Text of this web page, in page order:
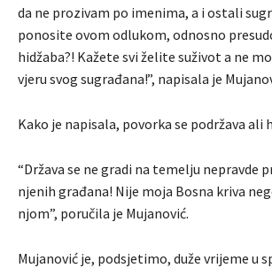
da ne prozivam po imenima, a i ostali
ponosite ovom odlukom, odnosno
hidžaba?! Kažete svi želite suživot a ne
vjeru svog sugrađana!”, napisala je
Kako je napisala, povorka se podržava ali
“Država se ne gradi na temelju nepravde
njenih građana! Nije moja Bosna kriva
njom”, poručila je Mujanović.
Mujanović je, podsjetimo, duže vrijeme u